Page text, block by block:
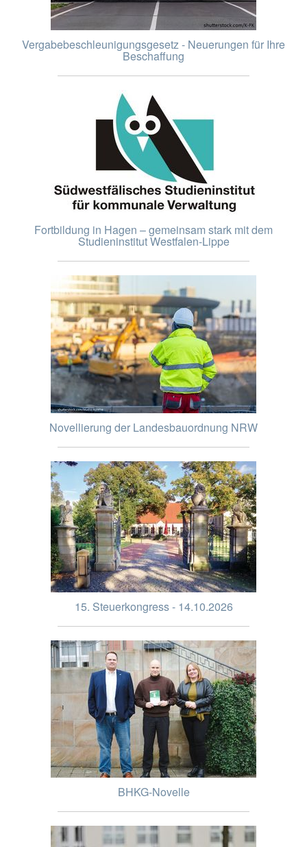
Vergabebeschleunigungsgesetz - Neuerungen für Ihre
Beschaffung
Fortbildung in Hagen – gemeinsam stark mit dem
Studieninstitut Westfalen-Lippe
Novellierung der Landesbauordnung NRW
15. Steuerkongress - 14.10.2026
BHKG-Novelle